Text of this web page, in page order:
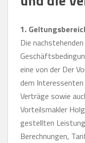
1.
Die
eine von der Der
dem
Verträge sowie
Vorteilsmakler
gestellten
Berechnungen,